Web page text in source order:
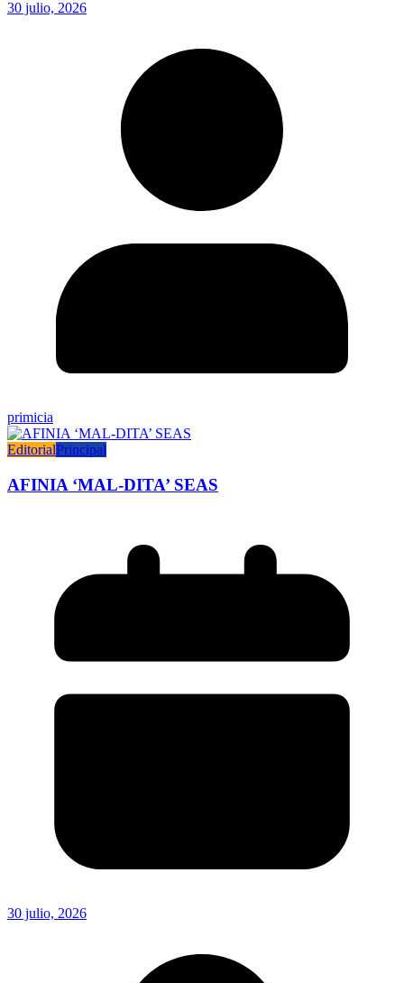
30 julio, 2026
primicia
EditorialPrincipal
AFINIA ‘MAL-DITA’ SEAS
30 julio, 2026